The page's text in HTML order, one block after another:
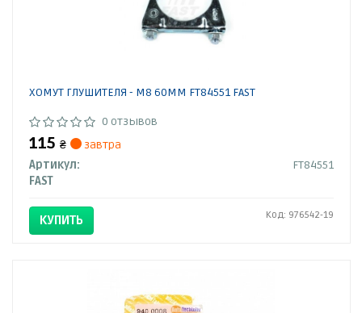
ХОМУТ ГЛУШИТЕЛЯ - M8 60MM FT84551 FAST
0 отзывов
115 ₴
завтра
Артикул:
FT84551
FAST
КУПИТЬ Код: 976542-19